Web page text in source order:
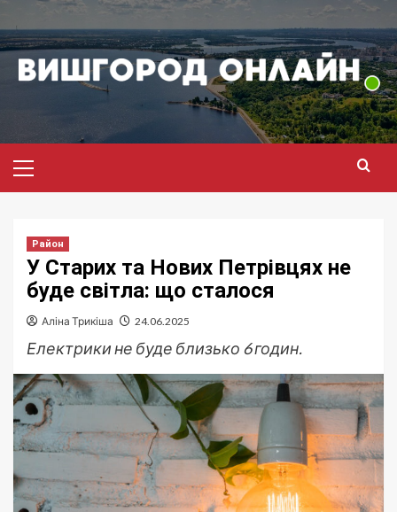
до
вмісту
меню
Район
У Старих та Нових Петрівцях не
буде світла: що сталося
Аліна Трикіша 24.06.2025
Електрики не буде близько 6 годин.